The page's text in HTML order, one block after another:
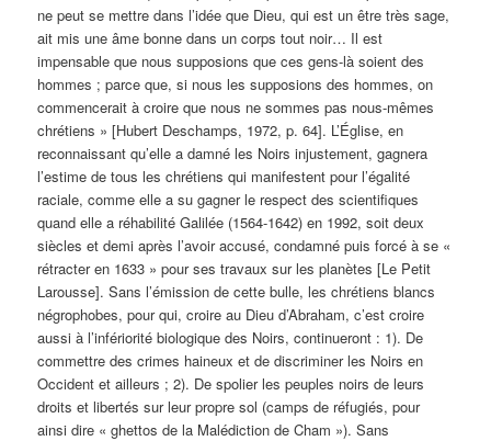
ne peut se mettre dans l’idée que Dieu, qui est un être très sage,
ait mis une âme bonne dans un corps tout noir… Il est
impensable que nous supposions que ces gens-là soient des
hommes ; parce que, si nous les supposions des hommes, on
commencerait à croire que nous ne sommes pas nous-mêmes
chrétiens » [Hubert Deschamps, 1972, p. 64]. L’Église, en
reconnaissant qu’elle a damné les Noirs injustement, gagnera
l’estime de tous les chrétiens qui manifestent pour l’égalité
raciale, comme elle a su gagner le respect des scientifiques
quand elle a réhabilité Galilée (1564-1642) en 1992, soit deux
siècles et demi après l’avoir accusé, condamné puis forcé à se «
rétracter en 1633 » pour ses travaux sur les planètes [Le Petit
Larousse]. Sans l’émission de cette bulle, les chrétiens blancs
négrophobes, pour qui, croire au Dieu d’Abraham, c’est croire
aussi à l’infériorité biologique des Noirs, continueront : 1). De
commettre des crimes haineux et de discriminer les Noirs en
Occident et ailleurs ; 2). De spolier les peuples noirs de leurs
droits et libertés sur leur propre sol (camps de réfugiés, pour
ainsi dire « ghettos de la Malédiction de Cham »). Sans